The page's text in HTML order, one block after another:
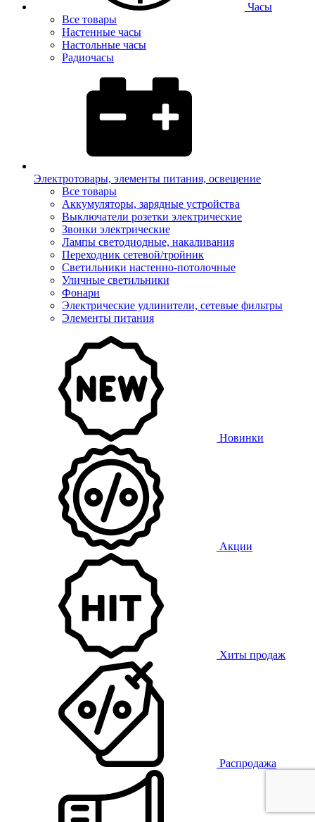
Часы
Все товары
Настенные часы
Настольные часы
Радиочасы
Электротовары, элементы питания, освещение
Все товары
Аккумуляторы, зарядные устройства
Выключатели розетки электрические
Звонки электрические
Лампы светодиодные, накаливания
Переходник сетевой/тройник
Светильники настенно-потолочные
Уличные светильники
Фонари
Электрические удлинители, сетевые фильтры
Элементы питания
Новинки
Акции
Хиты продаж
Распродажа